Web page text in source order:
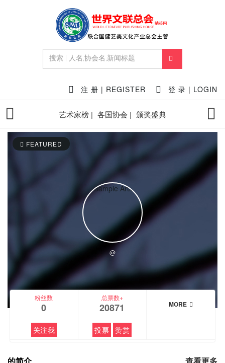
注 册 | REGISTER 登 录 | LOGIN
艺术家榜 | 各国协会 | 颁奖盛典
FEATURED
@
粉丝数
0
关注我
总票数+
20871
投票 赞赏
MORE
的简介 查看更多